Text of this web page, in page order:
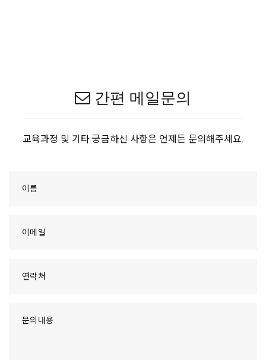
간편 메일문의
교육과정 및 기타 궁금하신 사항은 언제든 문의해주세요.
이름
이메일
연락처
문의내용